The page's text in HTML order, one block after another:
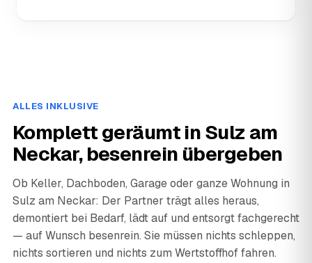
ALLES INKLUSIVE
Komplett geräumt in Sulz am
Neckar, besenrein übergeben
Ob Keller, Dachboden, Garage oder ganze Wohnung in
Sulz am Neckar: Der Partner trägt alles heraus,
demontiert bei Bedarf, lädt auf und entsorgt fachgerecht
— auf Wunsch besenrein. Sie müssen nichts schleppen,
nichts sortieren und nichts zum Wertstoffhof fahren.